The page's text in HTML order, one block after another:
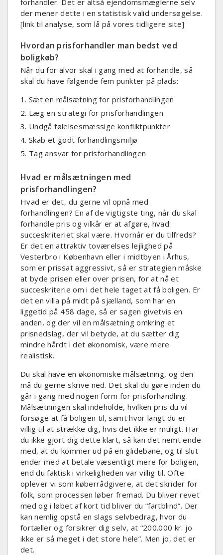
der mener dette i en statistisk valid undersøgelse.
[link til analyse, som lå på vores tidligere site]
Hvordan prisforhandler man bedst ved
boligkøb?
Når du for alvor skal i gang med at forhandle, så
skal du have følgende fem punkter på plads:
Sæt en målsætning for prisforhandlingen
Læg en strategi for prisforhandlingen
Undgå følelsesmæssige konfliktpunkter
Skab et godt forhandlingsmiljø
Tag ansvar for prisforhandlingen
Hvad er målsætningen med
prisforhandlingen?
Hvad er det, du gerne vil opnå med
forhandlingen? En af de vigtigste ting, når du skal
forhandle pris og vilkår er at afgøre, hvad
succeskriteriet skal være. Hvornår er du tilfreds?
Er det en attraktiv toværelses lejlighed på
Vesterbro i København eller i midtbyen i Århus,
som er prissat aggressivt, så er strategien måske
at byde prisen eller over prisen, for at nå et
succeskriterie om i det hele taget at få boligen. Er
det en villa på midt på sjælland, som har en
liggetid på 458 dage, så er sagen givetvis en
anden, og der vil en målsætning omkring et
prisnedslag, der vil betyde, at du sætter dig
mindre hårdt i det økonomisk, være mere
realistisk.
Du skal have en økonomiske målsætning, og den
må du gerne skrive ned. Det skal du gøre inden du
går i gang med nogen form for prisforhandling.
Målsætningen skal indeholde, hvilken pris du vil
forsøge at få boligen til, samt hvor langt du er
villig til at strække dig, hvis det ikke er muligt. Har
du ikke gjort dig dette klart, så kan det nemt ende
med, at du kommer ud på en glidebane, og til slut
ender med at betale væsentligt mere for boligen,
end du faktisk i virkeligheden var villig til. Ofte
oplever vi som køberrådgivere, at det skrider for
folk, som processen løber fremad. Du bliver revet
med og i løbet af kort tid bliver du “fartblind”. Der
kan nemlig opstå en slags selvbedrag, hvor du
fortæller og forsikrer dig selv, at “200.000 kr. jo
ikke er så meget i det store hele”. Men jo, det er
det.